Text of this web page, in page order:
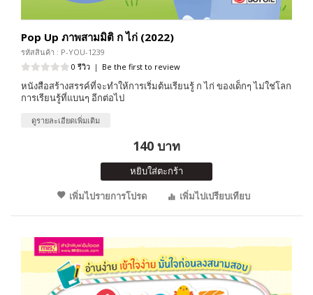
Pop Up ภาพสามมิติ ก ไก่ (2022)
รหัสสินค้า : P-YOU-1239
0 รีวิว | Be the first to review
หนังสือสร้างสรรค์ที่จะทำให้การเริ่มต้นเรียนรู้ ก ไก่ ของเด็กๆ ไม่ใช่โลก
การเรียนรู้ที่แบนๆ อีกต่อไป
ดูรายละเอียดเพิ่มเติม
140 บาท
หยิบใส่ตะกร้า
เพิ่มไปรายการโปรด
เพิ่มไปเปรียบเทียบ